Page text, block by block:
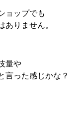
ョップでも
ありません。
量や
言った感じかな？